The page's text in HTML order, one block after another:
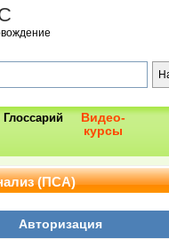
Глоссарий
Видео-
курсы
(ПСА)
Авторизация